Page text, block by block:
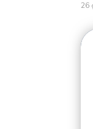
26